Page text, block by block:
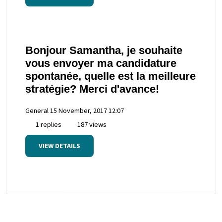
Bonjour Samantha, je souhaite
vous envoyer ma candidature
spontanée, quelle est la meilleure
stratégie? Merci d'avance!
General 15 November, 2017 12:07
1 replies
187 views
VIEW DETAILS